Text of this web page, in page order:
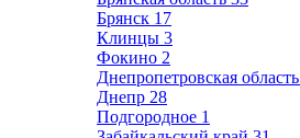
Брянск 17
Клинцы 3
Фокино 2
Днепропетровская область
Днепр 28
Подгородное 1